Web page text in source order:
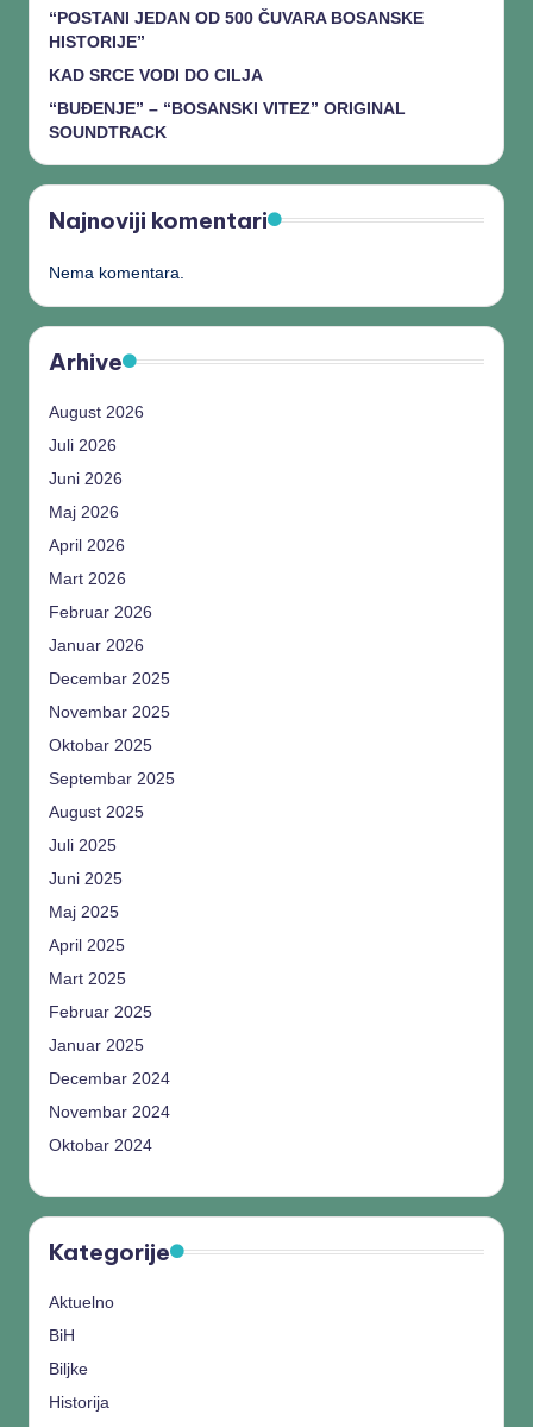
“POSTANI JEDAN OD 500 ČUVARA BOSANSKE
HISTORIJE”
KAD SRCE VODI DO CILJA
“BUĐENJE” – “BOSANSKI VITEZ” ORIGINAL
SOUNDTRACK
Najnoviji komentari
Nema komentara.
Arhive
August 2026
Juli 2026
Juni 2026
Maj 2026
April 2026
Mart 2026
Februar 2026
Januar 2026
Decembar 2025
Novembar 2025
Oktobar 2025
Septembar 2025
August 2025
Juli 2025
Juni 2025
Maj 2025
April 2025
Mart 2025
Februar 2025
Januar 2025
Decembar 2024
Novembar 2024
Oktobar 2024
Kategorije
Aktuelno
BiH
Biljke
Historija